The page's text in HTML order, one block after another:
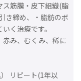
ス筋膜・皮下組織(脂
き締め、・脂肪のボ
く治療です。
赤み、むくみ、稀に
リピート(1年以